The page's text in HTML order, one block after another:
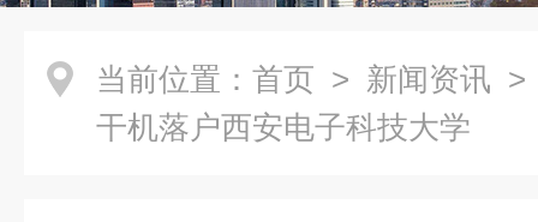
当前位置： 首页 > 新闻资讯 >
干机落户西安电子科技大学